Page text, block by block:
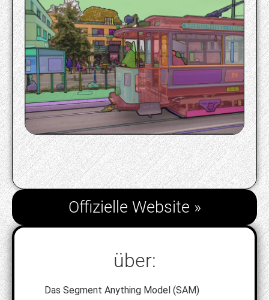
Offizielle Website »
über:
Das Segment Anything Model (SAM)